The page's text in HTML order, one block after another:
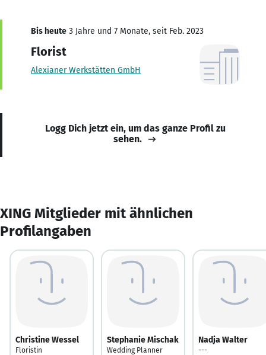
Bis heute 3 Jahre und 7 Monate, seit Feb. 2023
Florist
Alexianer Werkstätten GmbH
Logg Dich jetzt ein, um das ganze Profil zu
sehen.
XING Mitglieder mit ähnlichen
Profilangaben
Christine Wessel
Floristin
Stephanie Mischak
Wedding Planner
Nadja Walter
---